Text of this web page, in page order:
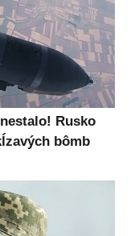
Rusko
bômb